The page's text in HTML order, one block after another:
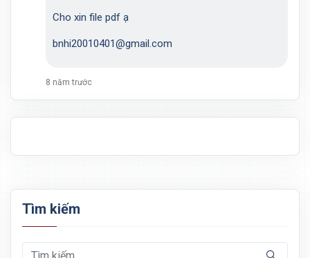
Cho xin file pdf ạ
bnhi20010401@gmail.com
8 năm trước
Tìm kiếm